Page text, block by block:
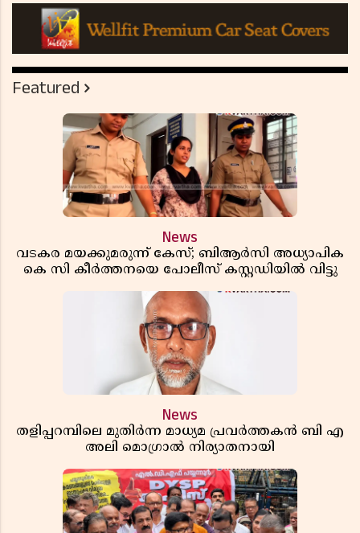
Featured
News
വടകര മയക്കുമരുന്ന് കേസ്; ബിആർസി അധ്യാപിക
കെ സി കീർത്തനയെ പോലീസ് കസ്റ്റഡിയിൽ വിട്ടു
News
തളിപ്പറമ്പിലെ മുതിർന്ന മാധ്യമ പ്രവർത്തകൻ ബി എ
അലി മൊഗ്രാൽ നിര്യാതനായി